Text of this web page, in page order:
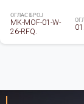
ОГЛАС БРОЈ
MK-MOF-01-W-
26-RFQ.